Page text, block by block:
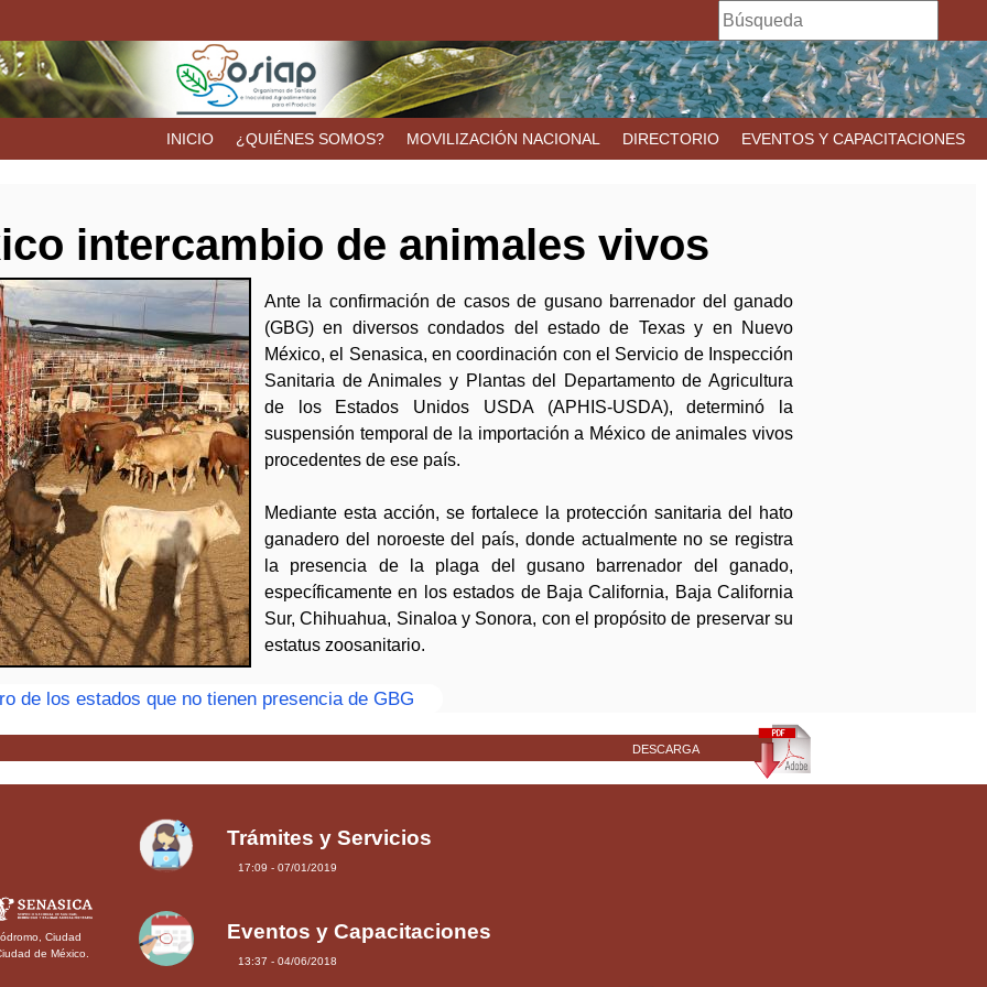
contenido
principal
F
o
r
m
r
i
o
d
b
ú
s
d
a
B
u
s
c
a
r
INICIO ¿QUIÉNES SOMOS? MOVILIZACIÓN NACIONAL DIRECTORIO EVENTOS Y CAPACITACIONES
intercambio de animales vivos
Ante la confirmación de casos de gusano barrenador del ganado
(GBG) en diversos condados del estado de Texas y en Nuevo
México, el Senasica, en coordinación con el Servicio de Inspección
Sanitaria de Animales y Plantas del Departamento de Agricultura
de los Estados Unidos USDA (APHIS-USDA), determinó la
suspensión temporal de la importación a México de animales vivos
procedentes de ese país.
Mediante esta acción, se fortalece la protección sanitaria del hato
ganadero del noroeste del país, donde actualmente no se registra
la presencia de la plaga del gusano barrenador del ganado,
específicamente en los estados de Baja California, Baja California
Sur, Chihuahua, Sinaloa y Sonora, con el propósito de preservar su
estatus zoosanitario.
de los estados que no tienen presencia de GBG
DESCARGA
Ciudad
de México.
Trámites y Servicios
17:09 - 07/01/2019
Eventos y Capacitaciones
13:37 - 04/06/2018